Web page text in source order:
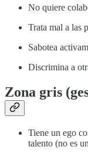
No quiere
Trata mal a las
Sabotea
Discrimina a
Zona gris
Tiene un ego
talento (no es